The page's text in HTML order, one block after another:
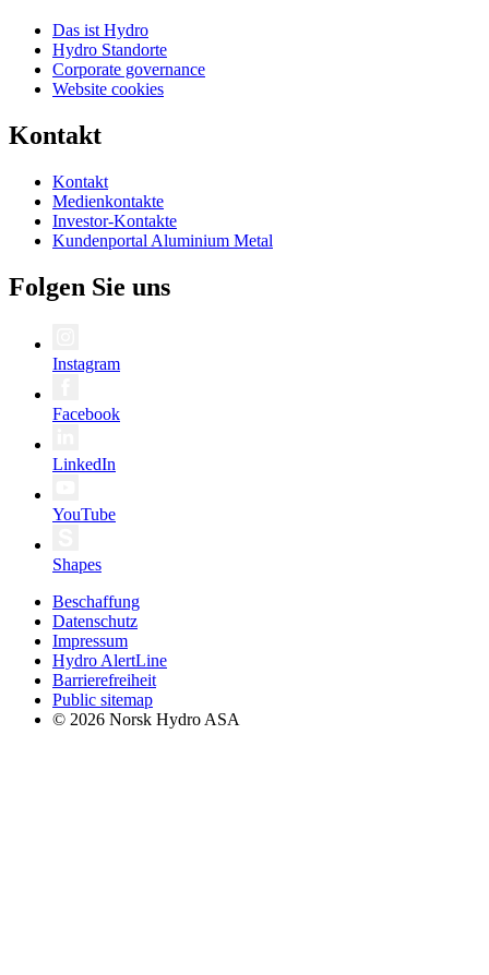
Das ist Hydro
Hydro Standorte
Corporate governance
Website cookies
Kontakt
Kontakt
Medienkontakte
Investor-Kontakte
Kundenportal Aluminium Metal
Folgen Sie uns
Instagram
Facebook
LinkedIn
YouTube
Shapes
Beschaffung
Datenschutz
Impressum
Hydro AlertLine
Barrierefreiheit
Public sitemap
© 2026 Norsk Hydro ASA